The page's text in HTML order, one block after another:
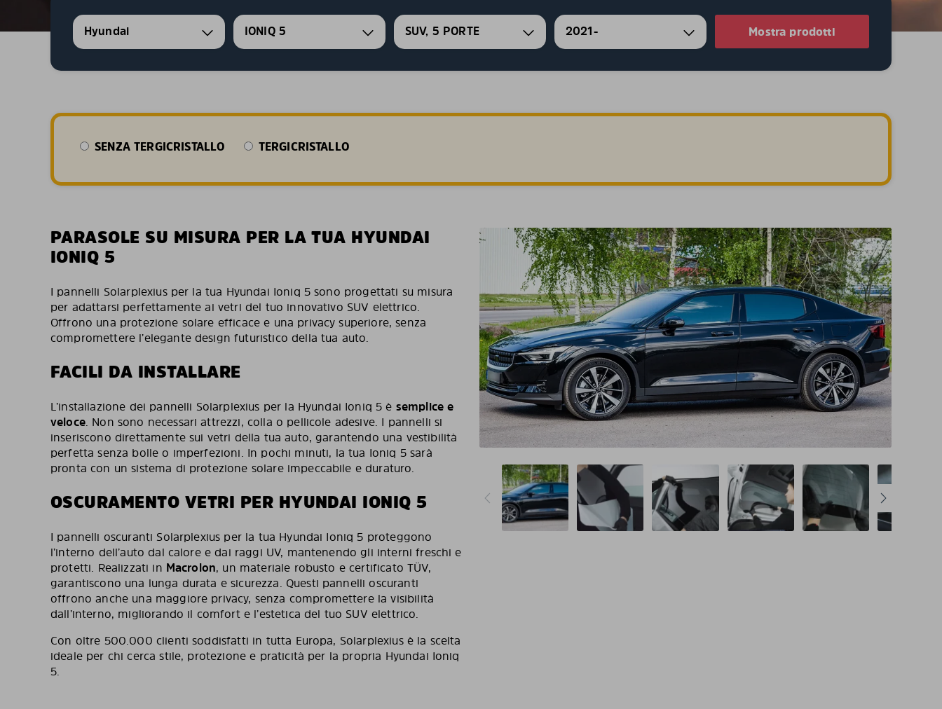
Hyundai IONIQ 5 SUV, 5 PORTE 2021- Mostra prodotti
SENZA TERGICRISTALLO TERGICRISTALLO
PARASOLE SU MISURA PER LA TUA HYUNDAI
IONIQ 5
I pannelli Solarplexius per la tua Hyundai Ioniq 5 sono progettati su misura
per adattarsi perfettamente ai vetri del tuo innovativo SUV elettrico.
Offrono una protezione solare efficace e una privacy superiore, senza
compromettere l’elegante design futuristico della tua auto.
FACILI DA INSTALLARE
L’installazione dei pannelli Solarplexius per la Hyundai Ioniq 5 è semplice e
veloce. Non sono necessari attrezzi, colla o pellicole adesive. I pannelli si
inseriscono direttamente sui vetri della tua auto, garantendo una vestibilità
perfetta senza bolle o imperfezioni. In pochi minuti, la tua Ioniq 5 sarà
pronta con un sistema di protezione solare impeccabile e duraturo.
OSCURAMENTO VETRI PER HYUNDAI IONIQ 5
I pannelli oscuranti Solarplexius per la tua Hyundai Ioniq 5 proteggono
l’interno dell’auto dal calore e dai raggi UV, mantenendo gli interni freschi e
protetti. Realizzati in Macrolon, un materiale robusto e certificato TÜV,
garantiscono una lunga durata e sicurezza. Questi pannelli oscuranti
offrono anche una maggiore privacy, senza compromettere la visibilità
dall’interno, migliorando il comfort e l’estetica del tuo SUV elettrico.
Con oltre 500.000 clienti soddisfatti in tutta Europa, Solarplexius è la scelta
ideale per chi cerca stile, protezione e praticità per la propria Hyundai Ioniq
5.